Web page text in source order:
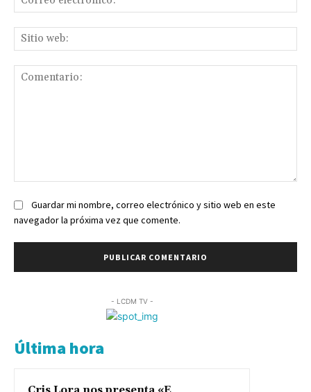
Guardar mi nombre, correo electrónico y sitio web en este
navegador la próxima vez que comente.
- LCDM TV -
Última hora